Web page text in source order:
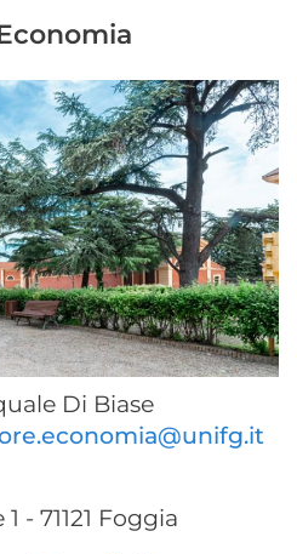
Di Biase
- 71121 Foggia